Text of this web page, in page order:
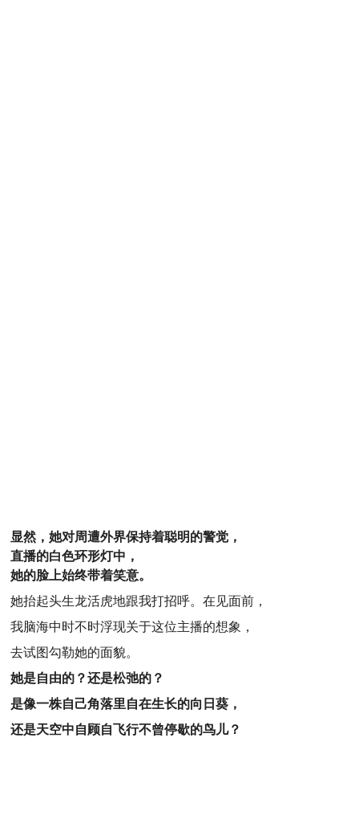
显然，她对周遭外界保持着聪明的警觉，
直播的白色环形灯中，
她的脸上始终带着笑意。
她抬起头生龙活虎地跟我打招呼。在见面前，
我脑海中时不时浮现关于这位主播的想象，
去试图勾勒她的面貌。
她是自由的？还是松弛的？
是像一株自己角落里自在生长的向日葵，
还是天空中自顾自飞行不曾停歇的鸟儿？